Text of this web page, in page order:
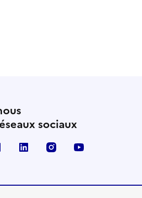
sociaux
TikTok LinkedIn Instagram